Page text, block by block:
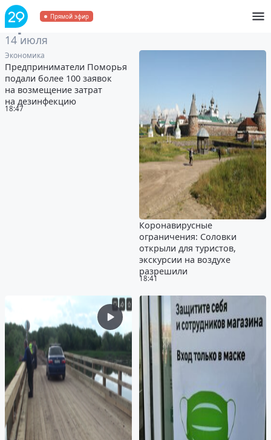
Прямой эфир
Архивза 14 июля 2020
14 июля
18:47
Экономика
Предприниматели Поморья
подали более 100 заявок
на возмещение затрат
на дезинфекцию
18:41
Коронавирусные
ограничения: Соловки
открыли для туристов,
экскурсии на воздухе
разрешили